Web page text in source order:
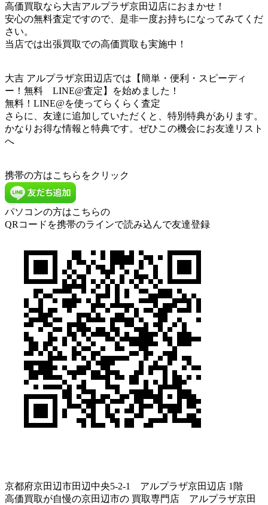
高価買取なら大吉アルプラザ京田辺店におまかせ！
安心の無料査定ですので、是非一度お持ちになってみてくだ
さい。
当店では出張買取での高価買取も実施中！
大吉 アルプラザ京田辺店では【簡単・便利・スピーディ
ー！無料 LINE@査定】を始めました！
無料！LINE@を使ってらくらく査定
さらに、友達に追加していただくと、特別特典があります。
かなりお得な情報と特典です。ぜひこの機会にお友達リスト
へ
携帯の方はこちらをクリック
パソコンの方はこちらの
QRコードを携帯のラインで読み込んで友達登録
京都府京田辺市田辺中央5-2-1 アルプラザ京田辺店 1階
高価買取が自慢の京田辺市の 買取専門店 アルプラザ京田